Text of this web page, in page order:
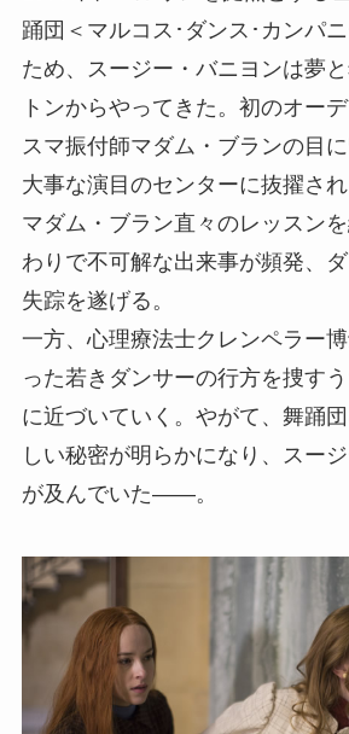
踊団＜マルコス･ダンス･カンパ
ため、スージー・バニヨンは夢
トンからやってきた。初のオー
スマ振付師マダム・ブランの目
大事な演目のセンターに抜擢され
マダム・ブラン直々のレッスン
わりで不可解な出来事が頻発、
失踪を遂げる。
一方、心理療法士クレンペラー
った若きダンサーの行方を捜す
に近づいていく。やがて、舞踊
しい秘密が明らかになり、スー
が及んでいた――。